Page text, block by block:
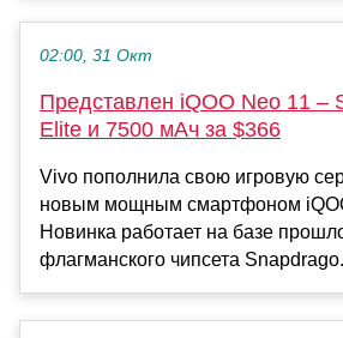
02:00, 31 Окт
Представлен iQOO Neo 11 –
Elite и 7500 мАч за $366
Vivo пополнила свою игровую
новым мощным смартфоном
Новинка работает на базе
флагманского чипсета